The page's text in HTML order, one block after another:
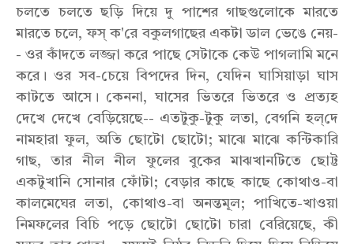
চলতে চলতে ছড়ি দিয়ে দু পাশের গাছগুলোকে মারতে
মারতে চলে, ফস্‌ ক'রে বকুলগাছের একটা ডাল ভেঙে নেয়-
- ওর কাঁদতে লজ্জা করে পাছে সেটাকে কেউ পাগলামি মনে
করে। ওর সব-চেয়ে বিপদের দিন, যেদিন ঘাসিয়াড়া ঘাস
কাটতে আসে। কেননা, ঘাসের ভিতরে ভিতরে ও প্রত্যহ
দেখে দেখে বেড়িয়েছে-- এতটুকু-টুকু লতা, বেগনি হল্‌দে
নামহারা ফুল, অতি ছোটো ছোটো; মাঝে মাঝে কন্টিকারি
গাছ, তার নীল নীল ফুলের বুকের মাঝখানটিতে ছোট্ট
একটুখানি সোনার ফোঁটা; বেড়ার কাছে কাছে কোথাও-বা
কালমেঘের লতা, কোথাও-বা অনন্তমূল; পাখিতে-খাওয়া
নিমফলের বিচি পড়ে ছোটো ছোটো চারা বেরিয়েছে, কী